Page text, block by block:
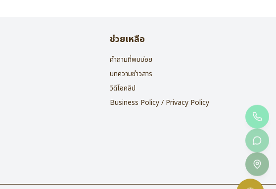
ช่วยเหลือ
คำถามที่พบบ่อย
บทความข่าวสาร
วิดีโอคลิป
Business Policy / Privacy Policy